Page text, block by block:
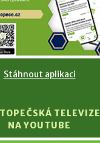
Stáhnout aplikaci
TELEVIZE
NA YOUTUBE